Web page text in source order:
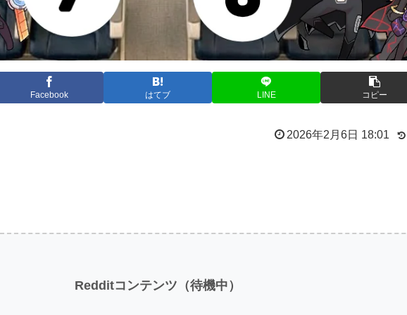
Facebook はてブ LINE コピー
2026年2月6日 18:01
Redditコンテンツ（待機中）